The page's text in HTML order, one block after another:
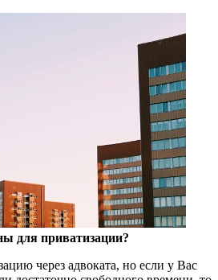
для приватизации?
через адвоката, но если у Вас